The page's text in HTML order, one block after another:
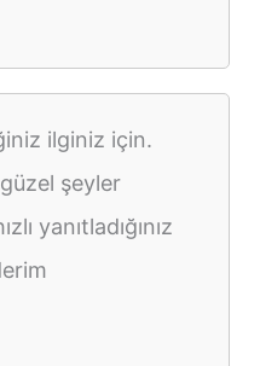
ilginiz için.
şeyler
yanıtladığınız